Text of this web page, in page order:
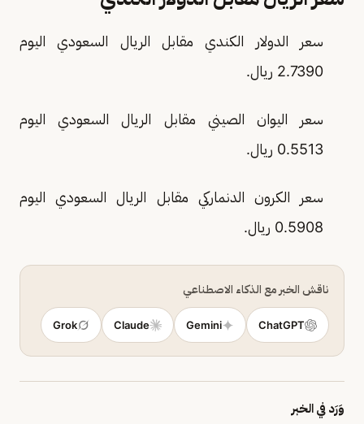
سعر الدولار الكندي مقابل الريال السعودي اليوم
2.7390 ريال.
سعر اليوان الصيني مقابل الريال السعودي اليوم
0.5513 ريال.
سعر الكرون الدنماركي مقابل الريال السعودي اليوم
0.5908 ريال.
ناقش الخبر مع الذكاء الاصطناعي
ChatGPT
Gemini
Claude
Grok
وَرَد في الخبر